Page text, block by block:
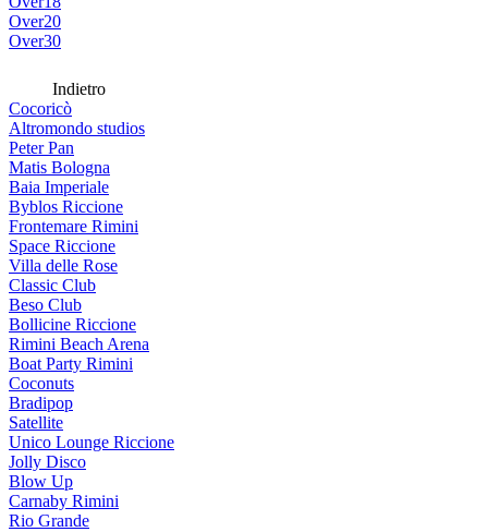
Over20
Over30
Indietro
Cocoricò
Altromondo studios
Peter Pan
Matis Bologna
Baia Imperiale
Byblos Riccione
Frontemare Rimini
Space Riccione
Villa delle Rose
Classic Club
Beso Club
Bollicine Riccione
Rimini Beach Arena
Boat Party Rimini
Coconuts
Bradipop
Satellite
Unico Lounge Riccione
Jolly Disco
Blow Up
Carnaby Rimini
Rio Grande